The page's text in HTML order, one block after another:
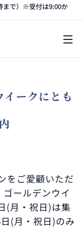
まで）※受付は9:00か
ークにとも
をご愛顧いただ
ゴールデンウイ
(月・祝日)は集
(月・祝日)のみ